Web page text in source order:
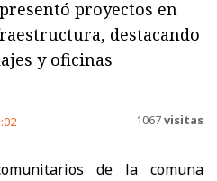
proyectos en
destacando
y oficinas
1067visitas
de la comuna